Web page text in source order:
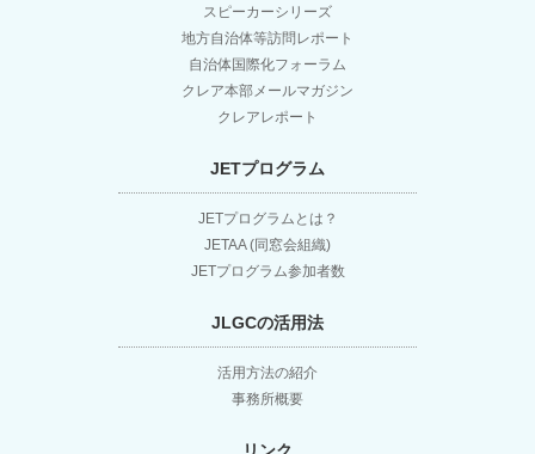
スピーカーシリーズ
地方自治体等訪問レポート
自治体国際化フォーラム
クレア本部メールマガジン
クレアレポート
JETプログラム
JETプログラムとは？
JETAA (同窓会組織)
JETプログラム参加者数
JLGCの活用法
活用方法の紹介
事務所概要
リンク